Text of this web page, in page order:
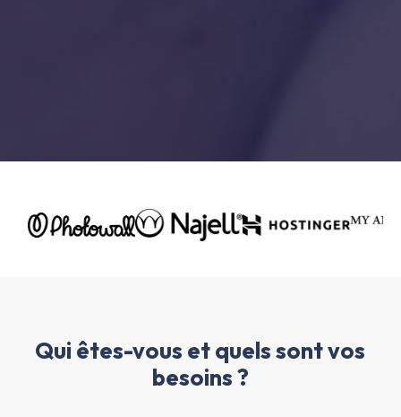
Qui êtes-vous et quels sont vos
besoins ?